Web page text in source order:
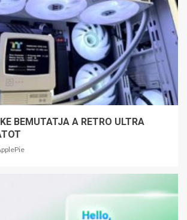
BEMUTATJA A RETRO ULTRA